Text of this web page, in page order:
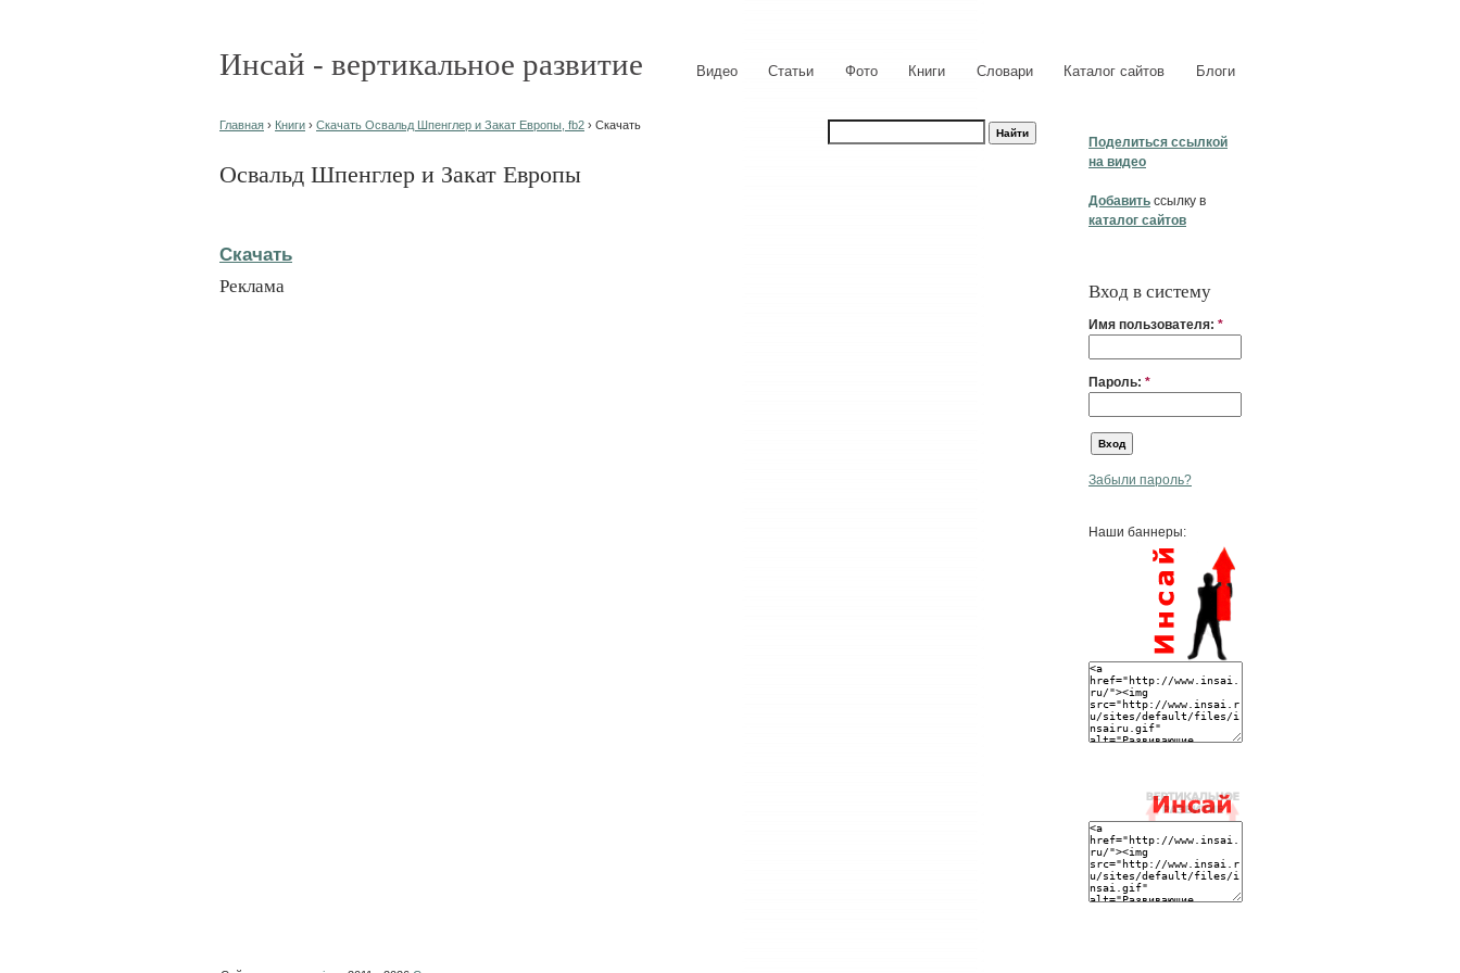
Инсай - вертикальное развитие Видео Статьи Фото Книги Словари Каталог сайтов Блоги
Поделиться ссылкой
на видео
Добавить ссылку в
каталог сайтов
Вход в систему
Имя пользователя: *
Пароль: *
Забыли пароль?
Наши баннеры:
Главная › Книги › Скачать Освальд Шпенглер и Закат Европы, fb2 › Скачать
Освальд Шпенглер и Закат Европы
Скачать
Реклама